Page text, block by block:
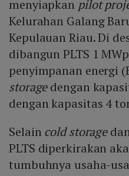
menyiapkan pilot
Kelurahan Galang
Kepulauan Riau. Di
dibangun PLTS 1
penyimpanan energi
storagedengan
dengan kapasitas 4
Selain cold storage
PLTS diperkirakan
tumbuhnya usaha-